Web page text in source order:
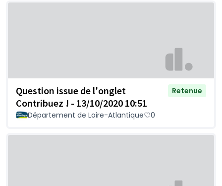
Question issue de l'onglet
Contribuez ! - 13/10/2020 10:51
Retenue
Département de Loire-Atlantique 0